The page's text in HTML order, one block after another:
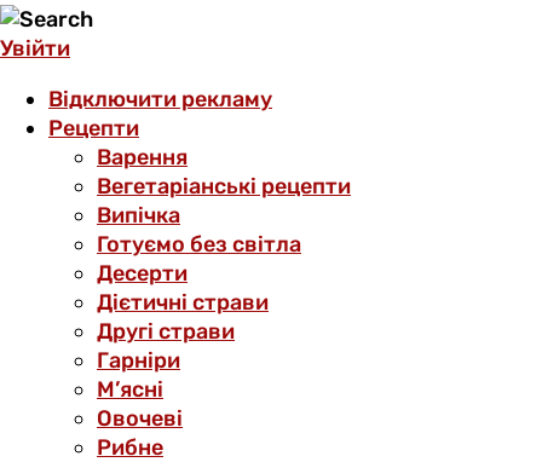
Увійти
Відключити рекламу
Рецепти
Варення
Вегетаріанські рецепти
Випічка
Готуємо без світла
Десерти
Дієтичні страви
Другі страви
Гарніри
М’ясні
Овочеві
Рибне